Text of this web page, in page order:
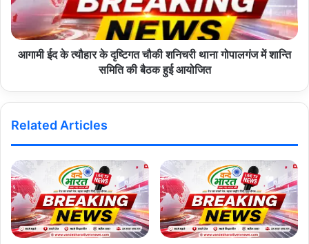
आगामी ईद के त्यौहार के दृष्टिगत चौकी शनिचरी थाना गोपालगंज में शान्ति
समिति की बैठक हुई आयोजित
Related Articles